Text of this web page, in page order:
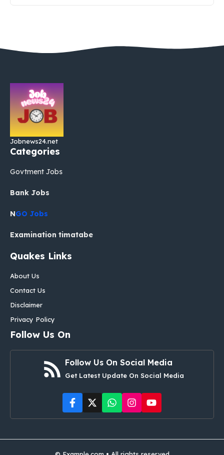
Jobnews24.net
Categories
Govtment Jobs
Bank Jobs
NGO Jobs
Examination timatabe
Quakes Links
About Us
Contact Us
Disclaimer
Privacy Policy
Follow Us On
Follow Us On Social Media
Get Latest Update On Social Media